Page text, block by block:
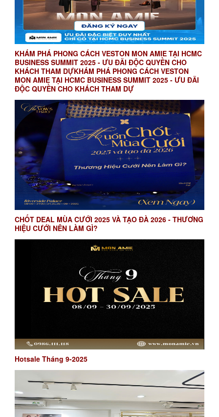
KHÁM PHÁ PHONG CÁCH VESTON MON AMIE TẠI HCMC
BUSINESS SUMMIT 2025 - ƯU ĐÃI ĐỘC QUYỀN CHO
KHÁCH THAM DỰKHÁM PHÁ PHONG CÁCH VESTON
MON AMIE TẠI HCMC BUSINESS SUMMIT 2025 - ƯU ĐÃI
ĐỘC QUYỀN CHO KHÁCH THAM DỰ
CHỐT DEAL MÙA CƯỚI 2025 VÀ TẠO ĐÀ 2026 - THƯƠNG
HIỆU CƯỚI NÊN LÀM GÌ?
Hotsale Tháng 9-2025